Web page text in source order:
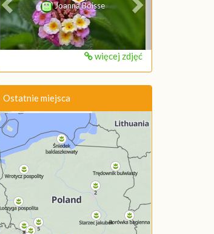
Joanna Boisse
więcej zdjęć
Ostatnie miejsca